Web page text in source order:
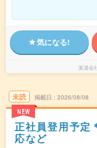
気になる!
派遣会
未読
NEW
掲載日 2026/08/08
正社員登用予定
応など